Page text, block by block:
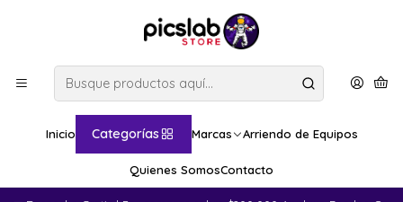
Inicio Categorías Marcas Arriendo de Equipos
Quienes SomosContacto